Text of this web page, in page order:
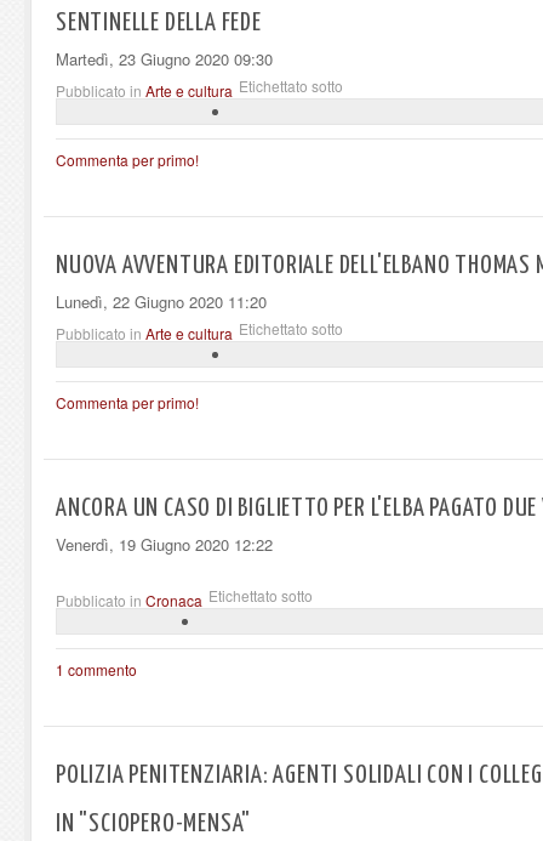
SENTINELLE DELLA FEDE
Martedì, 23 Giugno 2020 09:30
Pubblicato in Arte e cultura Etichettato sotto
Commenta per primo!
NUOVA AVVENTURA EDITORIALE DELL'ELBANO
Lunedì, 22 Giugno 2020 11:20
Pubblicato in Arte e cultura Etichettato sotto
Commenta per primo!
ANCORA UN CASO DI BIGLIETTO PER L'ELBA PAGATO DUE
Venerdì, 19 Giugno 2020 12:22
Pubblicato in Cronaca Etichettato sotto
1 commento
POLIZIA PENITENZIARIA: AGENTI SOLIDALI CON I
IN "SCIOPERO-MENSA"